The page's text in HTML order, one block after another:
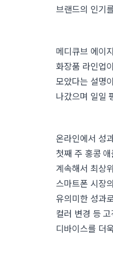
브랜드의 인기
메디큐브 에이
화장품 라인업
모았다는 설명
나갔으며 일일
온라인에서 성
첫째 주 홍콩
계속해서 최상
스마트폰 시장
유의미한 성과
컬러 변경 등
디바이스를 더